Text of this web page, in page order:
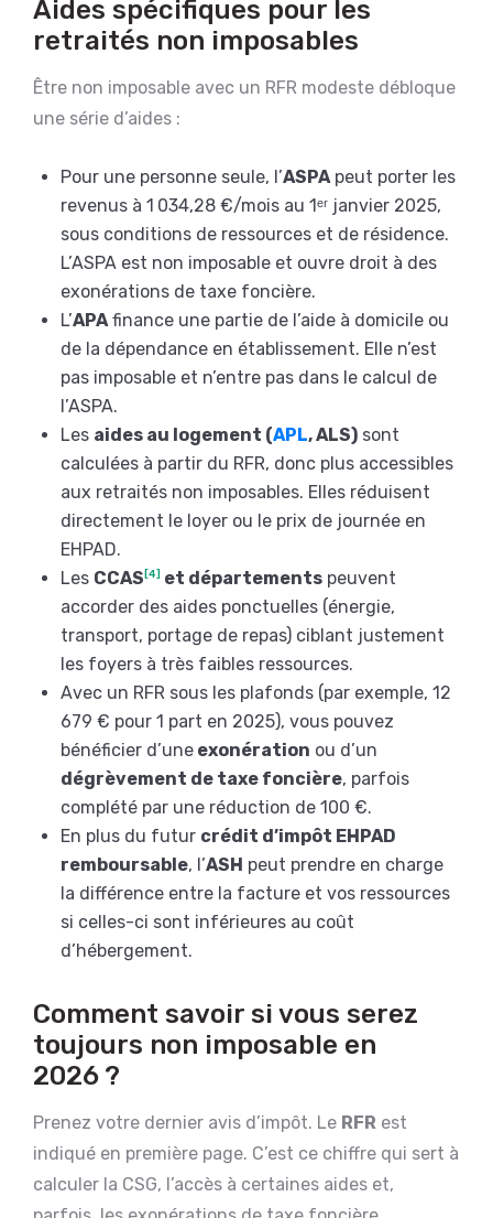
Aides spécifiques pour les
retraités non imposables
Être non imposable avec un RFR modeste débloque
une série d’aides :
Pour une personne seule, l’ASPApeut porter les
revenus à 1 034,28 €/mois au 1ᵉʳ janvier 2025,
sous conditions de ressources et de résidence.
L’ASPA est non imposable et ouvre droit à des
exonérations de taxe foncière.
L’APAfinance une partie de l’aide à domicile ou
de la dépendance en établissement. Elle n’est
pas imposable et n’entre pas dans le calcul de
l’ASPA.
Les aides au logement (APL, ALS) sont
calculées à partir du RFR, donc plus accessibles
aux retraités non imposables. Elles réduisent
directement le loyer ou le prix de journée en
EHPAD.
Les CCAS [4] et départements peuvent
accorder des aides ponctuelles (énergie,
transport, portage de repas) ciblant justement
les foyers à très faibles ressources.
Avec un RFR sous les plafonds (par exemple, 12
679 € pour 1 part en 2025), vous pouvez
bénéficier d’une exonération ou d’un
dégrèvement de taxe foncière, parfois
complété par une réduction de 100 €.
En plus du futur crédit d’impôt EHPAD
remboursable, l’ASH peut prendre en charge
la différence entre la facture et vos ressources
si celles-ci sont inférieures au coût
d’hébergement.
Comment savoir si vous serez
toujours non imposable en
2026 ?
Prenez votre dernier avis d’impôt. Le RFR est
indiqué en première page. C’est ce chiffre qui sert à
calculer la CSG, l’accès à certaines aides et,